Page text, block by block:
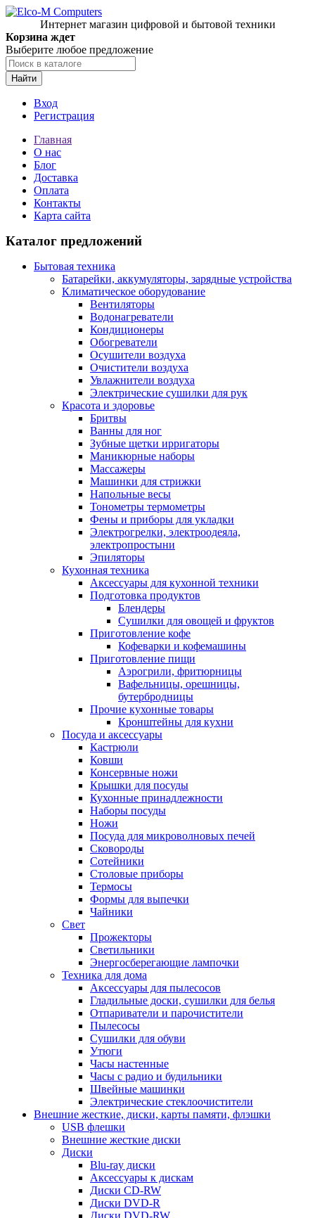
Интернет магазин цифровой и бытовой техники
Корзина ждет
Выберите любое предложение
Найти
Вход
Регистрация
Главная
О нас
Блог
Доставка
Оплата
Контакты
Карта сайта
Каталог предложений
Бытовая техника
Батарейки, аккумуляторы, зарядные устройства
Климатическое оборудование
Вентиляторы
Водонагреватели
Кондиционеры
Обогреватели
Осушители воздуха
Очистители воздуха
Увлажнители воздуха
Электрические сушилки для рук
Красота и здоровье
Бритвы
Ванны для ног
Зубные щетки ирригаторы
Маникюрные наборы
Массажеры
Машинки для стрижки
Напольные весы
Тонометры термометры
Фены и приборы для укладки
Электрогрелки, электроодеяла,
электропростыни
Эпиляторы
Кухонная техника
Аксессуары для кухонной техники
Подготовка продуктов
Блендеры
Сушилки для овощей и фруктов
Приготовление кофе
Кофеварки и кофемашины
Приготовление пищи
Аэрогрили, фритюрницы
Вафельницы, орешницы,
бутербродницы
Прочие кухонные товары
Кронштейны для кухни
Посуда и аксессуары
Кастрюли
Ковши
Консервные ножи
Крышки для посуды
Кухонные принадлежности
Наборы посуды
Ножи
Посуда для микроволновых печей
Сковороды
Сотейники
Столовые приборы
Термосы
Формы для выпечки
Чайники
Свет
Прожекторы
Светильники
Энергосберегающие лампочки
Техника для дома
Аксессуары для пылесосов
Гладильные доски, сушилки для белья
Отпариватели и парочистители
Пылесосы
Сушилки для обуви
Утюги
Часы настенные
Часы с радио и будильники
Швейные машинки
Электрические стеклоочистители
Внешние жесткие, диски, карты памяти, флэшки
USB флешки
Внешние жесткие диски
Диски
Blu-ray диски
Аксессуары к дискам
Диски CD-RW
Диски DVD-R
Диски DVD-RW